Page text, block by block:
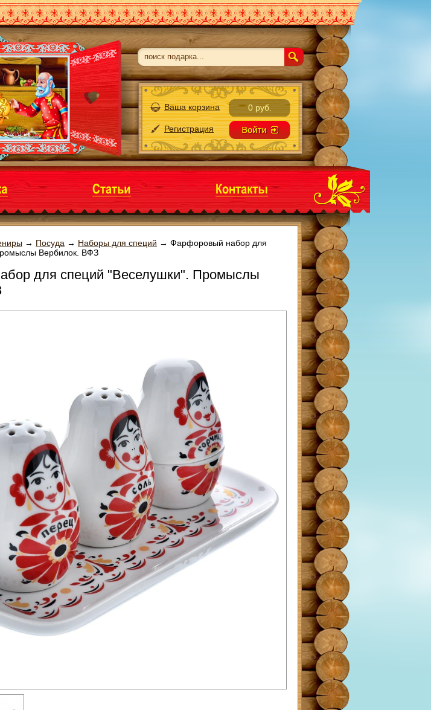
Ваша корзина 0 руб.
Регистрация
→ Посуда → Наборы для специй → Фарфоровый набор для
Вербилок. ВФЗ
для специй "Веселушки". Промыслы